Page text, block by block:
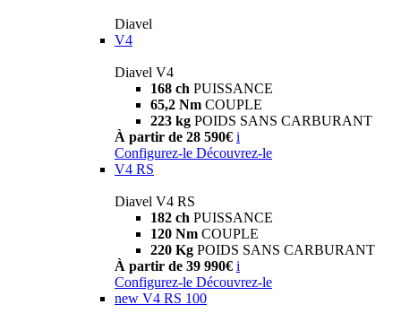
Diavel
V4
Diavel V4
168 ch PUISSANCE
65,2 Nm COUPLE
223 kg POIDS SANS CARBURANT
À partir de 28 590€ i
Configurez-le Découvrez-le
V4 RS
Diavel V4 RS
182 ch PUISSANCE
120 Nm COUPLE
220 Kg POIDS SANS CARBURANT
À partir de 39 990€ i
Configurez-le Découvrez-le
new V4 RS 100